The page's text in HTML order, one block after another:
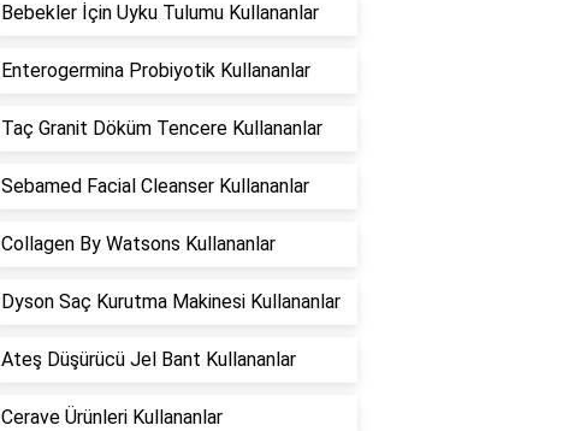
Bebekler İçin Uyku Tulumu Kullananlar
Enterogermina Probiyotik Kullananlar
Taç Granit Döküm Tencere Kullananlar
Sebamed Facial Cleanser Kullananlar
Collagen By Watsons Kullananlar
Dyson Saç Kurutma Makinesi Kullananlar
Ateş Düşürücü Jel Bant Kullananlar
Cerave Ürünleri Kullananlar